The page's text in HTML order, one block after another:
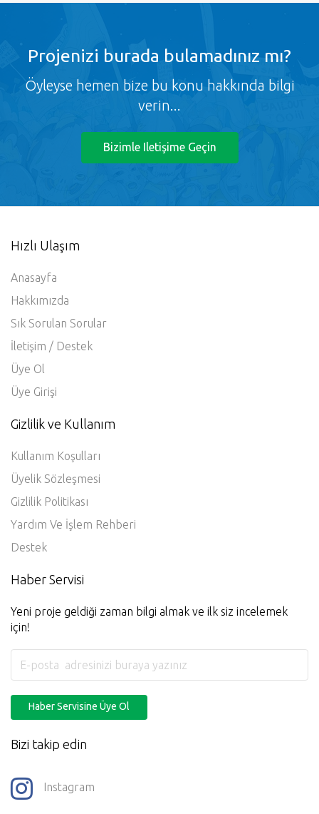
Projenizi burada bulamadınız mı?
Öyleyse hemen bize bu konu hakkında bilgi
verin...
Bizimle Iletişime Geçin
Hızlı Ulaşım
Anasayfa
Hakkımızda
Sık Sorulan Sorular
İletişim / Destek
Üye Ol
Üye Girişi
Gizlilik ve Kullanım
Kullanım Koşulları
Üyelik Sözleşmesi
Gizlilik Politikası
Yardım Ve İşlem Rehberi
Destek
Haber Servisi
Yeni proje geldiği zaman bilgi almak ve ilk siz incelemek
için!
Haber Servisine Üye Ol
Bizi takip edin
Instagram